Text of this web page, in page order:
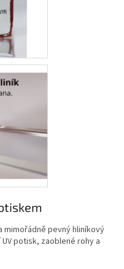
mimořádně pevný hliníkový
potisk, zaoblené rohy a